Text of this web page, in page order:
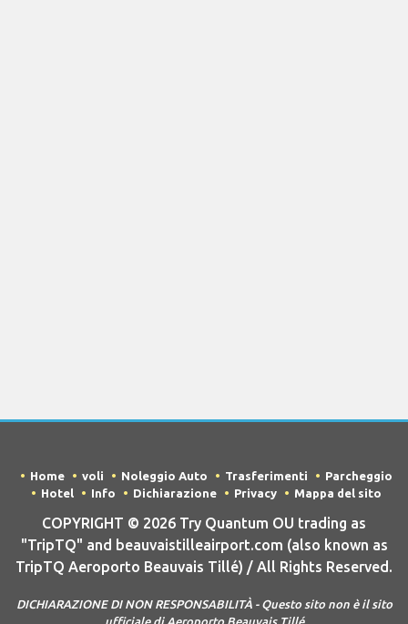
Home voli Noleggio Auto Trasferimenti
Parcheggio
Hotel
Info Dichiarazione Privacy Mappa del sito
COPYRIGHT © 2026 Try Quantum OU trading as
"TripTQ" and beauvaistilleairport.com (also known as
TripTQ Aeroporto Beauvais Tillé) / All Rights Reserved.
DICHIARAZIONE DI NON RESPONSABILITÀ - Questo sito non è il sito
ufficiale di Aeroporto Beauvais Tillé